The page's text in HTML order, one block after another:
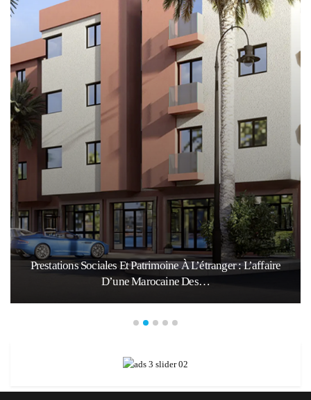
Prestations Sociales Et Patrimoine À L’étranger : L’affaire
D’une Marocaine Des…